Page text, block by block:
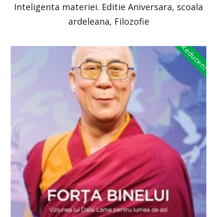
Inteligenta materiei. Editie Aniversara, scoala
ardeleana, Filozofie
Reduceri!